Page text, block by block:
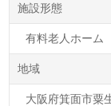
施設形態
有料老人ホーム
地域
大阪府箕面市粟